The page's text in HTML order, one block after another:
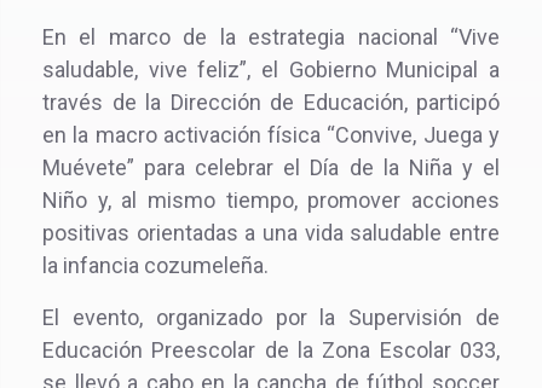
En el marco de la estrategia nacional “Vive
saludable, vive feliz”, el Gobierno Municipal a
través de la Dirección de Educación, participó
en la macro activación física “Convive, Juega y
Muévete” para celebrar el Día de la Niña y el
Niño y, al mismo tiempo, promover acciones
positivas orientadas a una vida saludable entre
la infancia cozumeleña.
El evento, organizado por la Supervisión de
Educación Preescolar de la Zona Escolar 033,
se llevó a cabo en la cancha de fútbol soccer